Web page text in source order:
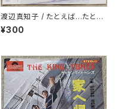
渡辺真知子 / たとえば…たとえ
ば
¥300